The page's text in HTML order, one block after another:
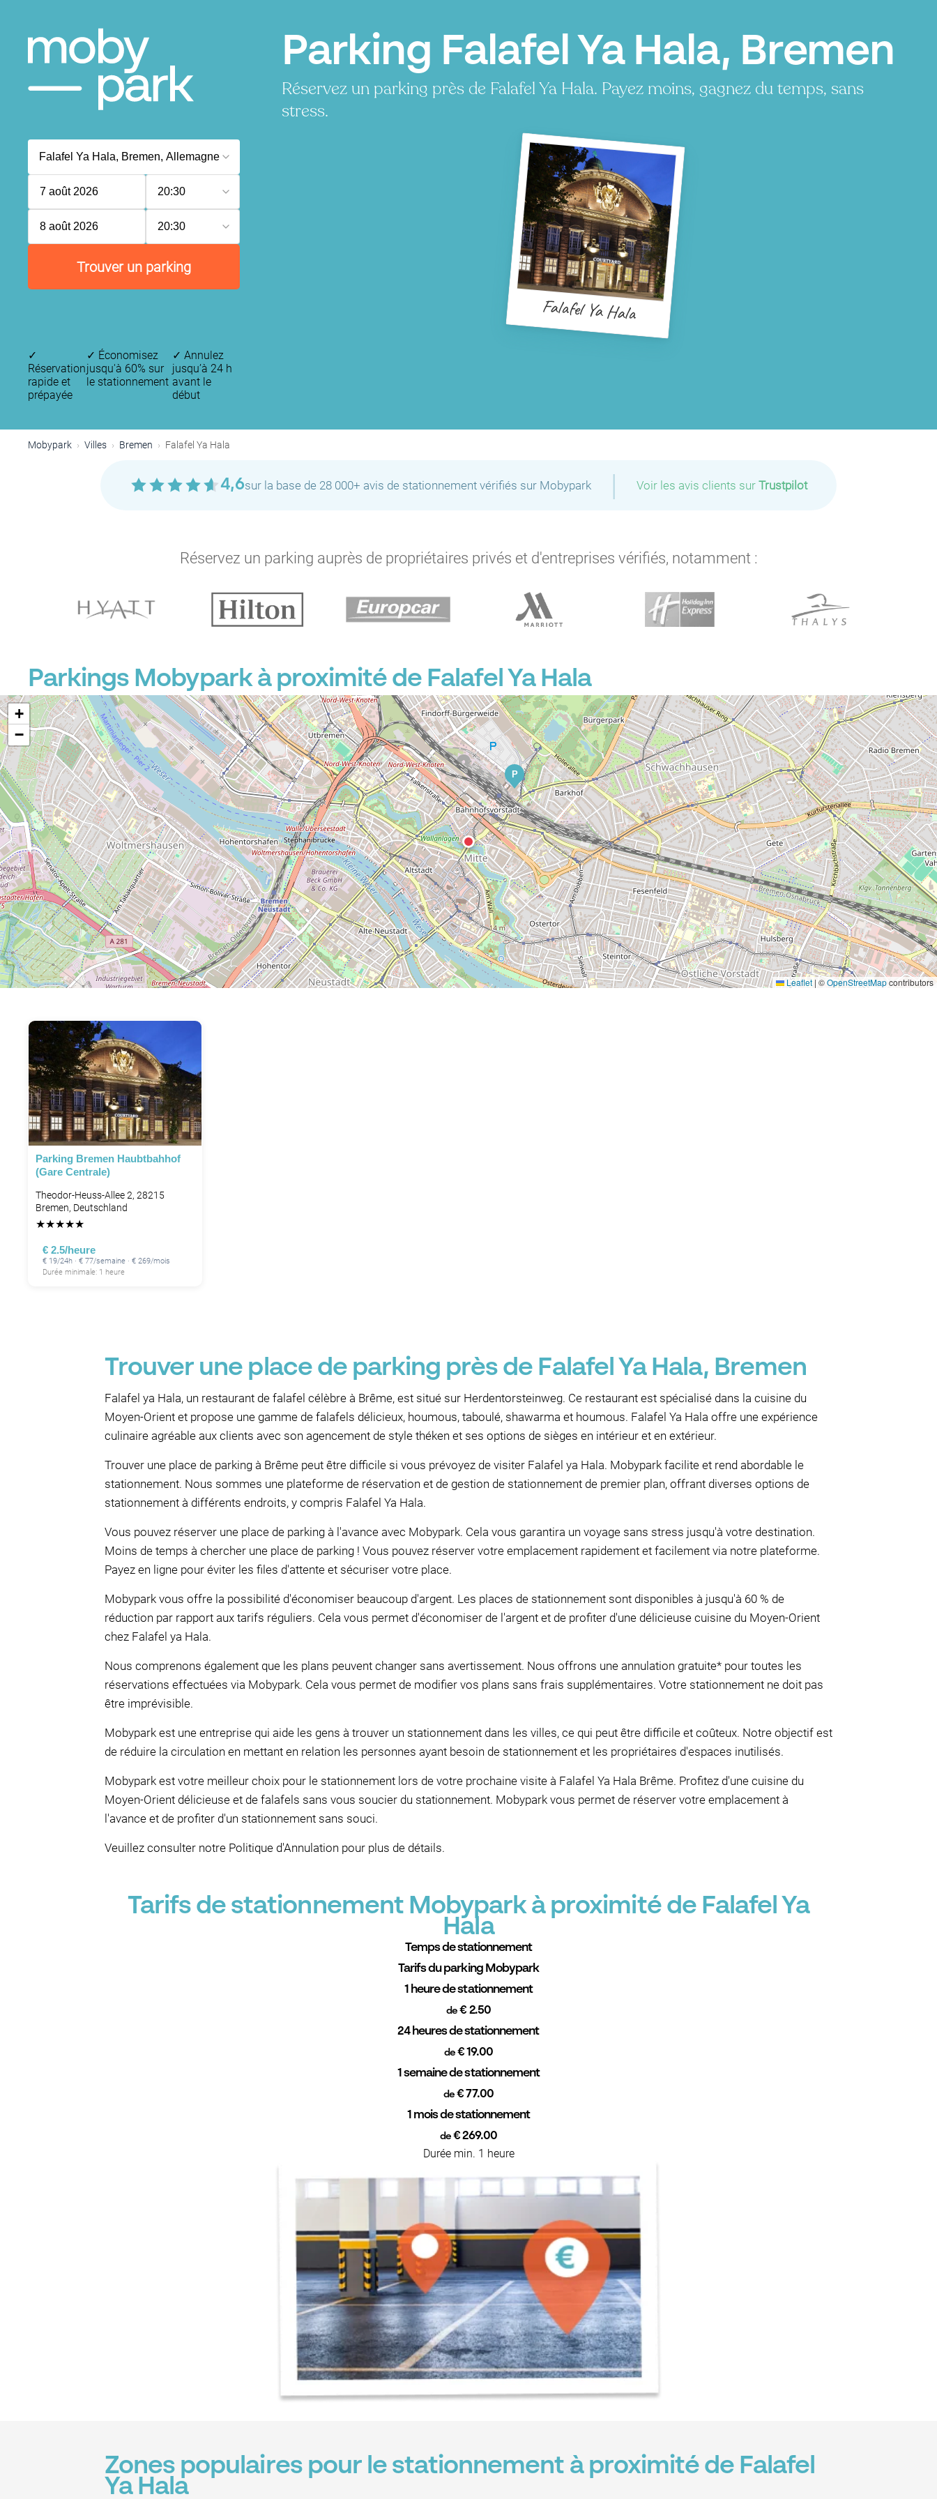
Parking Falafel Ya Hala, Bremen
Réservez un parking près de Falafel Ya Hala. Payez moins, gagnez du temps, sans
stress.
7 août 2026 20:30
8 août 2026 20:30
Trouver un parking
Falafel Ya Hala
✓
Réservation
rapide et
prépayée
✓ Économisez
jusqu'à 60% sur
le stationnement
✓ Annulez
jusqu’à 24 h
avant le
début
Mobypark Villes Bremen Falafel Ya Hala
4,6sur la base de 28 000+ avis de stationnement vérifiés sur Mobypark | Voir les avis clients sur Trustpilot
Réservez un parking auprès de propriétaires privés et d'entreprises vérifiés, notamment :
Parkings Mobypark à proximité de Falafel Ya Hala
P
+
−
Leaflet | ©OpenStreetMapcontributors
Parking Bremen Haubtbahhof
(Gare Centrale)
Theodor-Heuss-Allee 2, 28215
Bremen, Deutschland
★★★★★
€ 2.5/heure
€ 19/24h · € 77/semaine · € 269/mois
Durée minimale: 1 heure
Trouver une place de parking près de Falafel Ya Hala, Bremen
Falafel ya Hala, un restaurant de falafel célèbre à Brême, est situé sur Herdentorsteinweg. Ce restaurant est spécialisé dans la cuisine du
Moyen-Orient et propose une gamme de falafels délicieux, houmous, taboulé, shawarma et houmous. Falafel Ya Hala offre une expérience
culinaire agréable aux clients avec son agencement de style théken et ses options de sièges en intérieur et en extérieur.
Trouver une place de parking à Brême peut être difficile si vous prévoyez de visiter Falafel ya Hala. Mobypark facilite et rend abordable le
stationnement. Nous sommes une plateforme de réservation et de gestion de stationnement de premier plan, offrant diverses options de
stationnement à différents endroits, y compris Falafel Ya Hala.
Vous pouvez réserver une place de parking à l'avance avec Mobypark. Cela vous garantira un voyage sans stress jusqu'à votre destination.
Moins de temps à chercher une place de parking ! Vous pouvez réserver votre emplacement rapidement et facilement via notre plateforme.
Payez en ligne pour éviter les files d'attente et sécuriser votre place.
Mobypark vous offre la possibilité d'économiser beaucoup d'argent. Les places de stationnement sont disponibles à jusqu'à 60 % de
réduction par rapport aux tarifs réguliers. Cela vous permet d'économiser de l'argent et de profiter d'une délicieuse cuisine du Moyen-Orient
chez Falafel ya Hala.
Nous comprenons également que les plans peuvent changer sans avertissement. Nous offrons une annulation gratuite* pour toutes les
réservations effectuées via Mobypark. Cela vous permet de modifier vos plans sans frais supplémentaires. Votre stationnement ne doit pas
être imprévisible.
Mobypark est une entreprise qui aide les gens à trouver un stationnement dans les villes, ce qui peut être difficile et coûteux. Notre objectif est
de réduire la circulation en mettant en relation les personnes ayant besoin de stationnement et les propriétaires d'espaces inutilisés.
Mobypark est votre meilleur choix pour le stationnement lors de votre prochaine visite à Falafel Ya Hala Brême. Profitez d'une cuisine du
Moyen-Orient délicieuse et de falafels sans vous soucier du stationnement. Mobypark vous permet de réserver votre emplacement à
l'avance et de profiter d'un stationnement sans souci.
Veuillez consulter notre Politique d'Annulation pour plus de détails.
Tarifs de stationnement Mobypark à proximité de Falafel Ya
Hala
Temps de stationnement
Tarifs du parking Mobypark
1 heure de stationnement
de € 2.50
24 heures de stationnement
de€ 19.00
1 semaine de stationnement
de € 77.00
1 mois de stationnement
de € 269.00
Durée min. 1 heure
Zones populaires pour le stationnement à proximité de Falafel
Ya Hala